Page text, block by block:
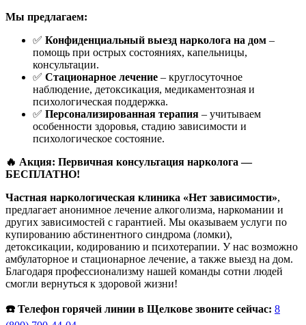
Мы предлагаем:
✅ Конфиденциальный выезд нарколога на дом –
помощь при острых состояниях, капельницы,
консультации.
✅ Стационарное лечение – круглосуточное
наблюдение, детоксикация, медикаментозная и
психологическая поддержка.
✅ Персонализированная терапия – учитываем
особенности здоровья, стадию зависимости и
психологическое состояние.
🔥 Акция: Первичная консультация нарколога —
БЕСПЛАТНО!
Частная наркологическая клиника «Нет зависимости»,
предлагает анонимное лечение алкоголизма, наркомании и
других зависимостей с гарантией. Мы оказываем услуги по
купированию абстинентного синдрома (ломки),
детоксикации, кодированию и психотерапии. У нас возможно
амбулаторное и стационарное лечение, а также выезд на дом.
Благодаря профессионализму нашей команды сотни людей
смогли вернуться к здоровой жизни!
☎️ Телефон горячей линии в Щелкове звоните сейчас: 8